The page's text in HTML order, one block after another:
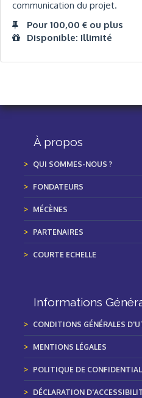
communication du projet.
Pour 100,00 € ou plus
Disponible: Illimité
À propos
QUI SOMMES-NOUS ?
FONDATEURS
MÉCÈNES
PARTENAIRES
COURTE ECHELLE
Informations
CONDITIONS GÉNÉRALES
MENTIONS LÉGALES
POLITIQUE DE
DÉCLARATION